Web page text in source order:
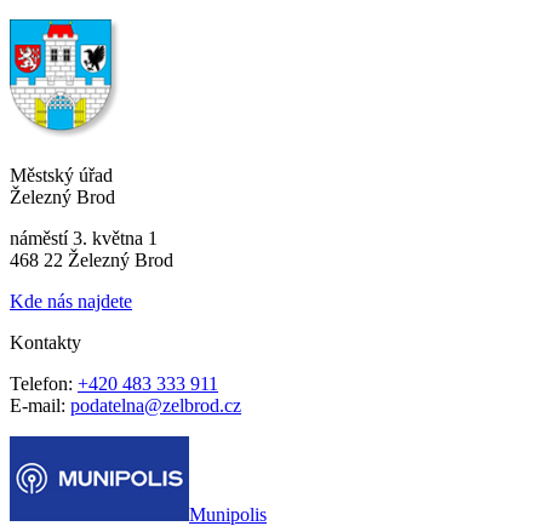
Městský úřad
Železný Brod
náměstí 3. května 1
468 22 Železný Brod
Kde nás najdete
Kontakty
Telefon: +420 483 333 911
E-mail: podatelna@zelbrod.cz
Munipolis